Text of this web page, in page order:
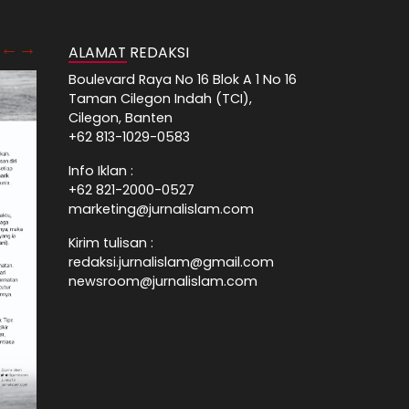
ALAMAT REDAKSI
Boulevard Raya No 16 Blok A 1 No 16
Taman Cilegon Indah (TCI),
Cilegon, Banten
+62 813-1029-0583
Info Iklan :
+62 821-2000-0527
marketing@jurnalislam.com
Kirim tulisan :
redaksi.jurnalislam@gmail.com
newsroom@jurnalislam.com